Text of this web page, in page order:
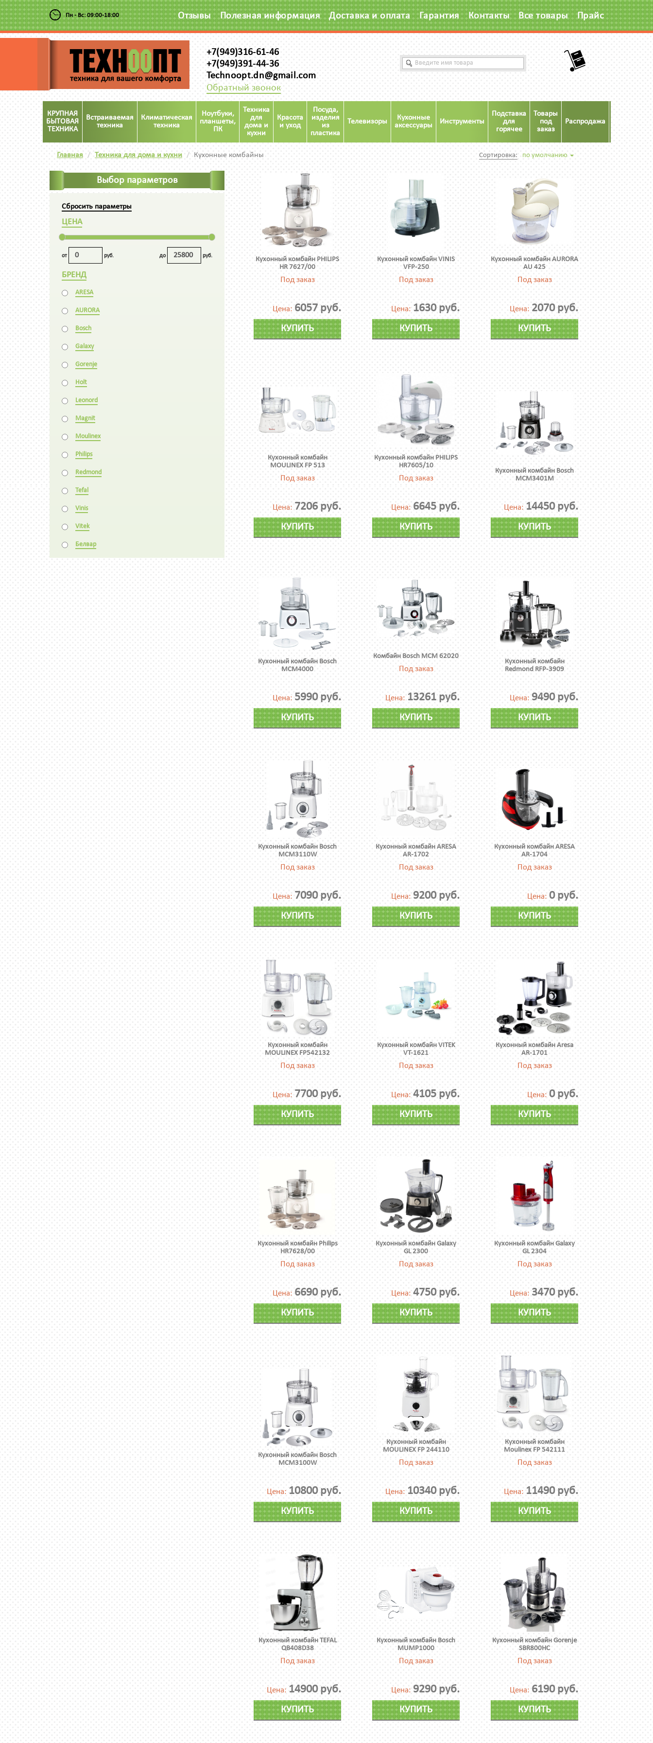
Пн - Вс: 09:00-18:00 Отзывы Полезная информация Доставка и оплата Гарантия Контакты Все товары Прайс
+7(949)316-61-46
+7(949)391-44-36
Technoopt.dn@gmail.com
Обратный звонок
КРУПНАЯ
БЫТОВАЯ
ТЕХНИКА
Встраиваемая
техника
Климатическая
техника
Ноутбуки,
планшеты,
ПК
Техника
для
дома и
кухни
Красота
и уход
Посуда,
изделия
из
пластика
Телевизоры
Кухонные
аксессуары
Инструменты
Подставка
для
горячее
Товары
под
заказ
Распродажа
Главная Техника для дома и кухни Кухонные комбайны Сортировка: по умолчанию
Выбор параметров
Сбросить параметры
ЦЕНА
от руб. до руб.
БРЕНД
ARESA
AURORA
Bosch
Galaxy
Gorenje
Holt
Leonord
Magnit
Moulinex
Philips
Redmond
Tefal
Vinis
Vitek
Белвар
Кухонный комбайн PHILIPS
HR 7627/00
Под заказ
Цена: 6057 руб.
КУПИТЬ
Кухонный комбайн VINIS
VFP-250
Под заказ
Цена: 1630 руб.
КУПИТЬ
Кухонный комбайн AURORA
AU 425
Под заказ
Цена: 2070 руб.
КУПИТЬ
Кухонный комбайн
MOULINEX FP 513
Под заказ
Цена: 7206 руб.
КУПИТЬ
Кухонный комбайн PHILIPS
HR7605/10
Под заказ
Цена: 6645 руб.
КУПИТЬ
Кухонный комбайн Bosch
MCM3401M
Цена: 14450 руб.
КУПИТЬ
Кухонный комбайн Bosch
MCM4000
Цена: 5990 руб.
КУПИТЬ
Комбайн Bosch MCM 62020
Под заказ
Цена: 13261 руб.
КУПИТЬ
Кухонный комбайн
Redmond RFP-3909
Цена: 9490 руб.
КУПИТЬ
Кухонный комбайн Bosch
MCM3110W
Под заказ
Цена: 7090 руб.
КУПИТЬ
Кухонный комбайн ARESA
AR-1702
Под заказ
Цена: 9200 руб.
КУПИТЬ
Кухонный комбайн ARESA
AR-1704
Под заказ
Цена: 0 руб.
КУПИТЬ
Кухонный комбайн
MOULINEX FP542132
Под заказ
Цена: 7700 руб.
КУПИТЬ
Кухонный комбайн VITEK
VT-1621
Под заказ
Цена: 4105 руб.
КУПИТЬ
Кухонный комбайн Aresa
AR-1701
Под заказ
Цена: 0 руб.
КУПИТЬ
Кухонный комбайн Philips
HR7628/00
Под заказ
Цена: 6690 руб.
КУПИТЬ
Кухонный комбайн Galaxy
GL 2300
Под заказ
Цена: 4750 руб.
КУПИТЬ
Кухонный комбайн Galaxy
GL 2304
Под заказ
Цена: 3470 руб.
КУПИТЬ
Кухонный комбайн Bosch
MCM3100W
Цена: 10800 руб.
КУПИТЬ
Кухонный комбайн
MOULINEX FP 244110
Под заказ
Цена: 10340 руб.
КУПИТЬ
Кухонный комбайн
Moulinex FP 542111
Под заказ
Цена: 11490 руб.
КУПИТЬ
Кухонный комбайн TEFAL
QB408D38
Под заказ
Цена: 14900 руб.
КУПИТЬ
Кухонный комбайн Bosch
MUMP1000
Под заказ
Цена: 9290 руб.
КУПИТЬ
Кухонный комбайн Gorenje
SBR800HC
Под заказ
Цена: 6190 руб.
КУПИТЬ